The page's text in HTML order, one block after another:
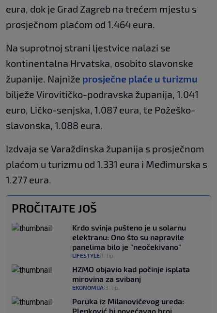
eura, dok je Grad Zagreb na trećem mjestu s
prosječnom plaćom od 1.464 eura.
Na suprotnoj strani ljestvice nalazi se
kontinentalna Hrvatska, osobito slavonske
županije. Najniže prosječne plaće u turizmu
bilježe Virovitičko-podravska županija, 1.041
euro, Ličko-senjska, 1.087 eura, te Požeško-
slavonska, 1.088 eura.
Izdvaja se Varaždinska županija s prosječnom
plaćom u turizmu od 1.331 eura i Međimurska s
1.277 eura.
PROČITAJTE JOŠ
Krdo svinja pušteno je u solarnu
elektranu: Ono što su napravile
panelima bilo je "neočekivano"
LIFESTYLE 1. lip.
HZMO objavio kad počinje isplata
mirovina za svibanj
EKONOMIJA 3. lip.
Poruka iz Milanovićevog ureda:
Plenković bi povećavao broj